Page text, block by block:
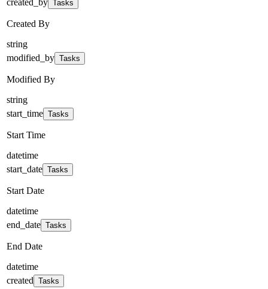
Tasks
Created By
string
modified_by Tasks
Modified By
string
start_time Tasks
Start Time
datetime
start_date Tasks
Start Date
datetime
end_date Tasks
End Date
datetime
created Tasks